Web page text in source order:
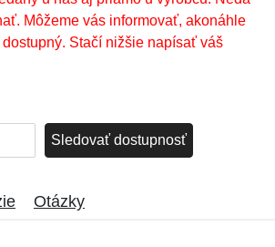
Môžeme vás informovať, akonáhle
Stačí nižšie napísať váš
Sledovať dostupnosť
Otázky